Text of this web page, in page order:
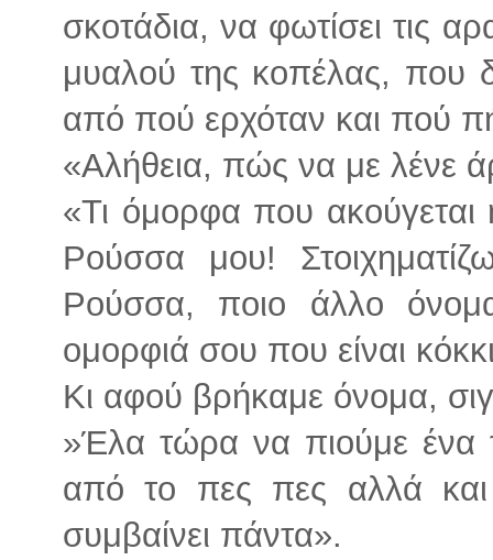
σκοτάδια, να φωτίσει τις
μυαλού της κοπέλας, που
από πού ερχόταν και πού
«Αλήθεια, πώς να με λένε
«Τι όμορφα που
Ρούσσα μου!
Ρούσσα, ποιο άλλο
ομορφιά σου που είναι
Κι αφού βρήκαμε όνομα,
»Έλα τώρα να πιούμε ένα
από το πες πες αλλά
συμβαίνει πάντα».